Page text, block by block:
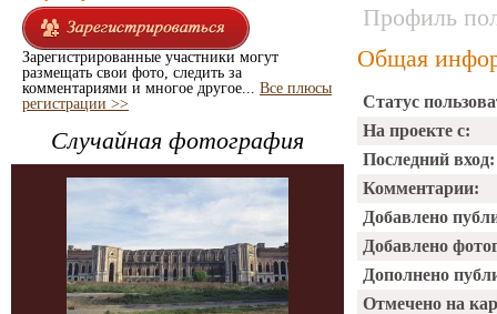
Зарегистрированные участники могут
размещать свои фото, следить за
комментариями и многое другое... Все плюсы
регистрации >>
Случайная фотография
Профиль
Общая
Статус
На проекте с:
Последний вход:
Комментарии:
Добавлено
Добавлено
Дополнено
Отмечено на